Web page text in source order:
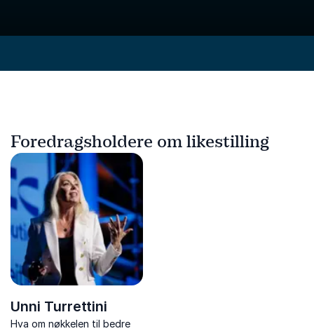
Foredragsholdere om likestilling
Unni Turrettini
Hva om nøkkelen til bedre